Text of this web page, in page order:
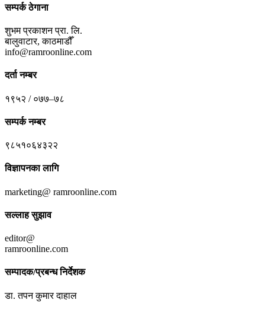
सम्पर्क ठेगाना
शुभम प्रकाशन प्रा. लि.
बालुवाटार, काठमाडौँ
info@ramroonline.com
दर्ता नम्बर
१९५२ / ०७७–७८
सम्पर्क नम्बर
९८५१०६४३२२
विज्ञापनका लागि
marketing@ ramroonline.com
सल्लाह सुझाव
editor@
ramroonline.com
सम्पादक/प्रबन्ध निर्देशक
डा. तपन कुमार दाहाल